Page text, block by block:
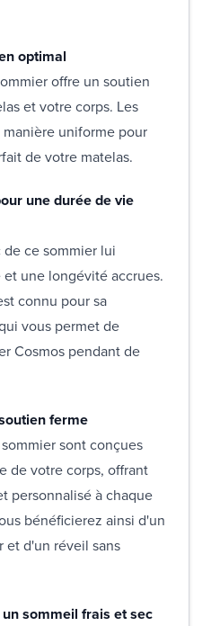
optimal
offre un soutien
et votre corps. Les
uniforme pour
de votre matelas.
une durée de vie
ce sommier lui
une longévité accrues.
connu pour sa
vous permet de
Cosmos pendant de
ferme
sont conçues
de votre corps, offrant
personnalisé à chaque
bénéficierez ainsi d'un
et d'un réveil sans
sommeil frais et sec